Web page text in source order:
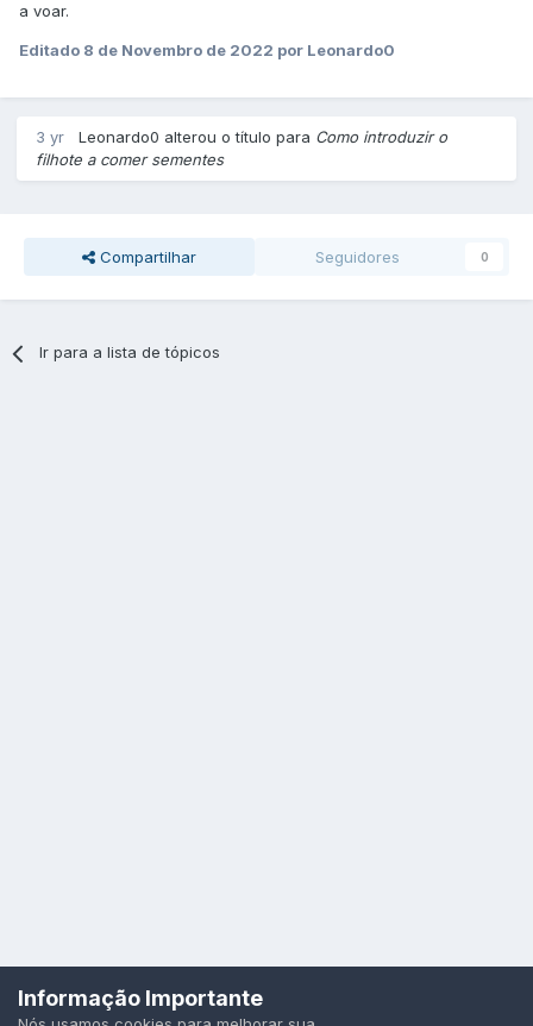
a voar.
Editado 8 de Novembro de 2022 por Leonardo0
3 yr Leonardo0 alterou o título para Como introduzir o
filhote a comer sementes
Compartilhar Seguidores 0
Ir para a lista de tópicos
Idioma Política de Privacidade
Todos os direitos reservados.
Informação Importante